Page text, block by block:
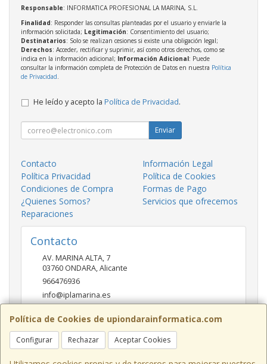
Política de Cookies de upiondarainformatica.com
Configurar Rechazar Aceptar Cookies
Responsable: INFORMATICA PROFESIONAL LA MARINA, S.L.
Finalidad: Responder las consultas planteadas por el usuario y enviarle la
información solicitada; Legitimación: Consentimiento del usuario;
Destinatarios: Solo se realizan cesiones si existe una obligación legal;
Derechos: Acceder, rectificar y suprimir, así como otros derechos, como se
indica en la información adicional; Información Adicional: Puede
consultar la información completa de Protección de Datos en nuestra Política
de Privacidad.
He leído y acepto la Política de Privacidad.
Enviar
Contacto
Información Legal
Política Privacidad
Política de Cookies
Condiciones de Compra
Formas de Pago
¿Quienes Somos?
Servicios que ofrecemos
Reparaciones
Contacto
AV. MARINA ALTA, 7
03760 ONDARA,Alicante
966476936
info@iplamarina.es
Horario
LUNES - VIERNES 9:30h-14:00h 16:30h-20:30h SÁBADOS
10:00h-14:00h